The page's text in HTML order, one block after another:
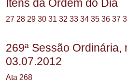
Itens da Ordem do Dia
27 28 29 30 31 32 33 34 35 36 37
269ª Sessão Ordinária,
03.07.2012
Ata 268